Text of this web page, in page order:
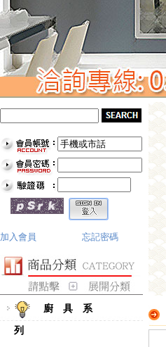
加入會員 忘記密碼
廚 具 系
列